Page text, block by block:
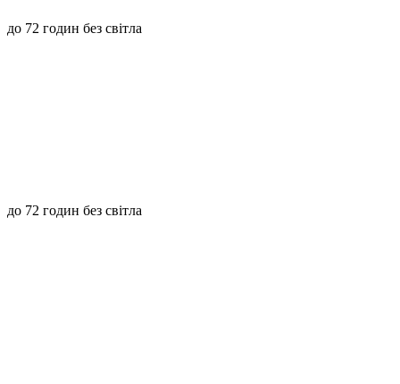
до 72 годин без світла
до 72 годин без світла